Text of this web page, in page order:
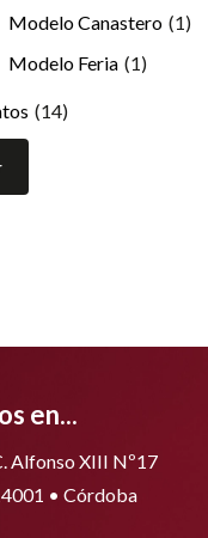
Modelo Canastero (1)
Modelo Feria (1)
(14)
en...
Alfonso XIII Nº17
• Córdoba